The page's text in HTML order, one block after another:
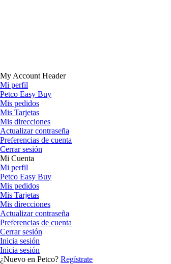
My Account Header
Mi perfil
Petco Easy Buy
Mis pedidos
Mis Tarjetas
Mis direcciones
Actualizar contraseña
Preferencias de cuenta
Cerrar sesión
Mi Cuenta
Mi perfil
Petco Easy Buy
Mis pedidos
Mis Tarjetas
Mis direcciones
Actualizar contraseña
Preferencias de cuenta
Cerrar sesión
Inicia sesión
Inicia sesión
¿Nuevo en Petco? Regístrate